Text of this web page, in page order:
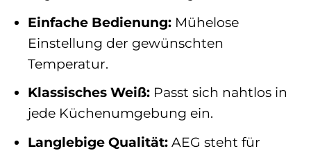
Einfache Bedienung:Mühelose
Einstellung der gewünschten
Temperatur.
Klassisches Weiß:Passt sich nahtlos in
jede Küchenumgebung ein.
Langlebige Qualität:AEG steht für